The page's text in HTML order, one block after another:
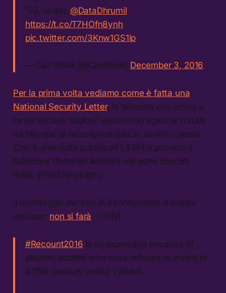
'03, writes @DataDhrumil
https://t.co/T7HOfn8ynh
pic.twitter.com/3Knw1GS1lp
— Carl Bialik (@CarlBialik) December 3, 2016
Per la prima volta vediamo come è fatta una
National Security Letter, la letterina che arriva a
tante società “digitali” quando un’agenzia statale
ha bisogno di raccogliere dati su un loro cliente.
Com’è diventata pubblica? L’FBI ha provato a
bullizzare l’Internet Archive ma sono cascati
male. (FiveThirtyEight)
Il riconteggio dei voti in Pennsylvania è troppo
costoso: non si farà. (CNN)
#Recount2016 is so expensive because of
elected leaders who have refused to invest in
a 21st-century voting system.